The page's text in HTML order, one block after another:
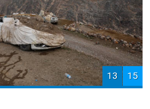
13 15